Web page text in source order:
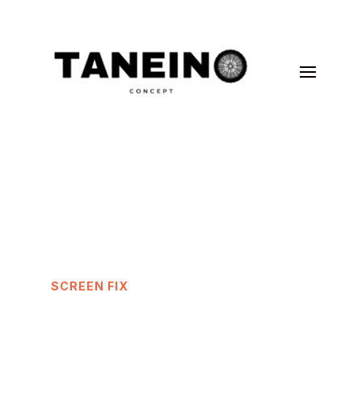
SCREEN FIX